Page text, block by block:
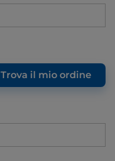
Trova il mio ordine